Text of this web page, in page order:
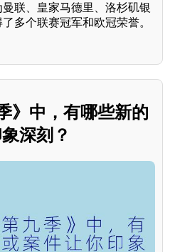
联、皇家马德里、洛杉矶银
多个联赛冠军和欧冠荣誉。
》中，有哪些新的
深刻？